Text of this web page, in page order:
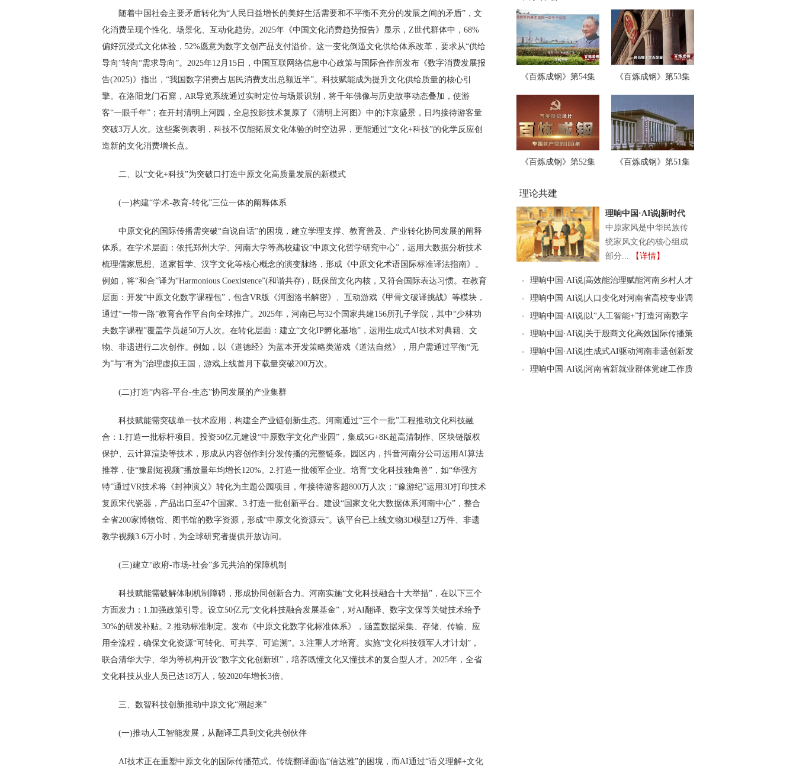
随着中国社会主要矛盾转化为“人民日益增长的美好生活需要和不平衡不充分的发展之间的矛盾”，文
化消费呈现个性化、场景化、互动化趋势。2025年《中国文化消费趋势报告》显示，Z世代群体中，68%
偏好沉浸式文化体验，52%愿意为数字文创产品支付溢价。这一变化倒逼文化供给体系改革，要求从“供给
导向”转向“需求导向”。2025年12月15日，中国互联网络信息中心政策与国际合作所发布《数字消费发展报
告(2025)》指出，“我国数字消费占居民消费支出总额近半”。科技赋能成为提升文化供给质量的核心引
擎。在洛阳龙门石窟，AR导览系统通过实时定位与场景识别，将千年佛像与历史故事动态叠加，使游
客“一眼千年”；在开封清明上河园，全息投影技术复原了《清明上河图》中的汴京盛景，日均接待游客量
突破3万人次。这些案例表明，科技不仅能拓展文化体验的时空边界，更能通过“文化+科技”的化学反应创
造新的文化消费增长点。
二、以“文化+科技”为突破口打造中原文化高质量发展的新模式
(一)构建“学术-教育-转化”三位一体的阐释体系
中原文化的国际传播需突破“自说自话”的困境，建立学理支撑、教育普及、产业转化协同发展的阐释
体系。在学术层面：依托郑州大学、河南大学等高校建设“中原文化哲学研究中心”，运用大数据分析技术
梳理儒家思想、道家哲学、汉字文化等核心概念的演变脉络，形成《中原文化术语国际标准译法指南》。
例如，将“和合”译为“Harmonious Coexistence”(和谐共存)，既保留文化内核，又符合国际表达习惯。在教育
层面：开发“中原文化数字课程包”，包含VR版《河图洛书解密》、互动游戏《甲骨文破译挑战》等模块，
通过“一带一路”教育合作平台向全球推广。2025年，河南已与32个国家共建156所孔子学院，其中“少林功
夫数字课程”覆盖学员超50万人次。在转化层面：建立“文化IP孵化基地”，运用生成式AI技术对典籍、文
物、非遗进行二次创作。例如，以《道德经》为蓝本开发策略类游戏《道法自然》，用户需通过平衡“无
为”与“有为”治理虚拟王国，游戏上线首月下载量突破200万次。
(二)打造“内容-平台-生态”协同发展的产业集群
科技赋能需突破单一技术应用，构建全产业链创新生态。河南通过“三个一批”工程推动文化科技融
合：1.打造一批标杆项目。投资50亿元建设“中原数字文化产业园”，集成5G+8K超高清制作、区块链版权
保护、云计算渲染等技术，形成从内容创作到分发传播的完整链条。园区内，抖音河南分公司运用AI算法
推荐，使“豫剧短视频”播放量年均增长120%。2.打造一批领军企业。培育“文化科技独角兽”，如“华强方
特”通过VR技术将《封神演义》转化为主题公园项目，年接待游客超800万人次；“豫游纪”运用3D打印技术
复原宋代瓷器，产品出口至47个国家。3.打造一批创新平台。建设“国家文化大数据体系河南中心”，整合
全省200家博物馆、图书馆的数字资源，形成“中原文化资源云”。该平台已上线文物3D模型12万件、非遗
教学视频3.6万小时，为全球研究者提供开放访问。
(三)建立“政府-市场-社会”多元共治的保障机制
科技赋能需破解体制机制障碍，形成协同创新合力。河南实施“文化科技融合十大举措”，在以下三个
方面发力：1.加强政策引导。设立50亿元“文化科技融合发展基金”，对AI翻译、数字文保等关键技术给予
30%的研发补贴。2.推动标准制定。发布《中原文化数字化标准体系》，涵盖数据采集、存储、传输、应
用全流程，确保文化资源“可转化、可共享、可追溯”。3.注重人才培育。实施“文化科技领军人才计划”，
联合清华大学、华为等机构开设“数字文化创新班”，培养既懂文化又懂技术的复合型人才。2025年，全省
文化科技从业人员已达18万人，较2020年增长3倍。
三、数智科技创新推动中原文化“潮起来”
(一)推动人工智能发展，从翻译工具到文化共创伙伴
AI技术正在重塑中原文化的国际传播范式。传统翻译面临“信达雅”的困境，而AI通过“语义理解+文化
《百炼成钢》第54集 《百炼成钢》第53集
《百炼成钢》第52集 《百炼成钢》第51集
理论共建
理响中国·AI说|新时代
中原家风传承与创新研
究
中原家风是中华民族传
统家风文化的核心组成
部分...
【详情】
理响中国·AI说|高效能治理赋能河南乡村人才
回流培育
理响中国·AI说|人口变化对河南省高校专业调
整的影响
理响中国·AI说|以“人工智能+”打造河南数字
化应用场景的实现路径
理响中国·AI说|关于殷商文化高效国际传播策
略的政策建议
理响中国·AI说|生成式AI驱动河南非遗创新发
展研究
理响中国·AI说|河南省新就业群体党建工作质